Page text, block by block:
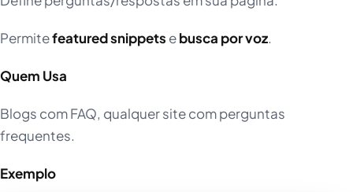
Permitefeatured snippets ebusca por voz.
Quem Usa
Blogs com FAQ, qualquer site com perguntas
frequentes.
Exemplo